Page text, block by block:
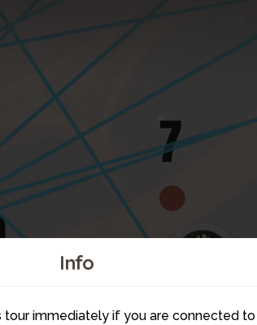
Info
tour immediately if you are connected to